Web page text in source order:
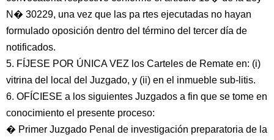
N� 30229, una vez que las pa rtes ejecutadas no hayan
formulado oposición dentro del término del tercer día de
notificados.
5. FÍJESE POR ÚNICA VEZ los Carteles de Remate en: (i)
vitrina del local del Juzgado, y (ii) en el inmueble sub-litis.
6. OFÍCIESE a los siguientes Juzgados a fin que se tome en
conocimiento el presente proceso:
� Primer Juzgado Penal de investigación preparatoria de la